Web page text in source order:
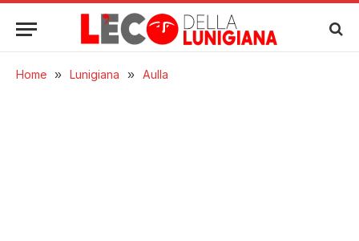
Home » Lunigiana » Aulla